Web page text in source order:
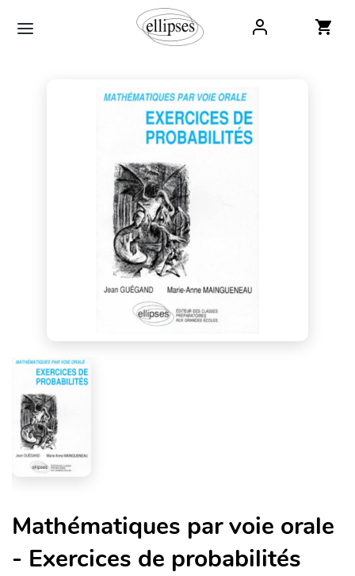
Mathématiques par voie orale
- Exercices de probabilités